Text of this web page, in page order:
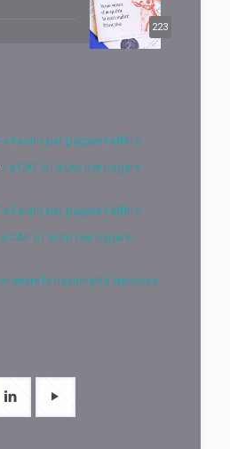
223
e l’aiuto per pagare l’affitto
La CAF e l’aiuto per pagare
e l’aiuto per pagare l’affitto
CAF e l’aiuto per pagare
la nazionalità francese